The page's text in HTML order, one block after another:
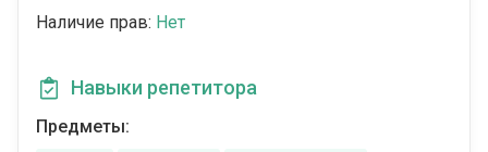
Наличие прав: Нет
Навыки репетитора
Предметы: